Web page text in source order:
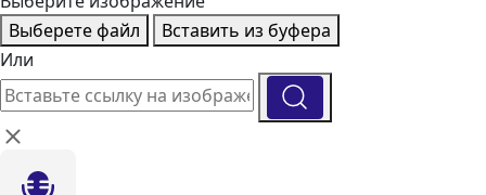
Выберете файл
Вставить из буфера
Или